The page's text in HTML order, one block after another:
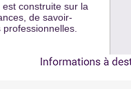
est construite sur la
de savoir-